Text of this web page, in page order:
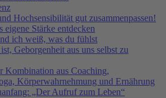
Hochsensibilität gut zusammenpassen!
eigene Stärke entdecken
ich weiß, was du fühlst
Geborgenheit aus uns selbst zu
Kombination aus Coaching,
Körperwahrnehmung und Ernährung
„Der Aufruf zum Leben“